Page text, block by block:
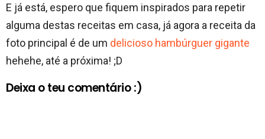
E já está, espero que fiquem inspirados para repetir
alguma destas receitas em casa, já agora a receita da
foto principal é de um delicioso hambúrguer gigante
hehehe, até a próxima! ;D
Deixa o teu comentário :)